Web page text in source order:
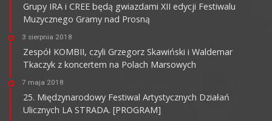
Grupy IRA i CREE będą gwiazdami XII edycji Festiwalu
Muzycznego Gramy nad Prosną
3 sierpnia 2018
Zespół KOMBII, czyli Grzegorz Skawiński i Waldemar
Tkaczyk z koncertem na Polach Marsowych
7 maja 2018
25. Międzynarodowy Festiwal Artystycznych Działań
Ulicznych LA STRADA. [PROGRAM]